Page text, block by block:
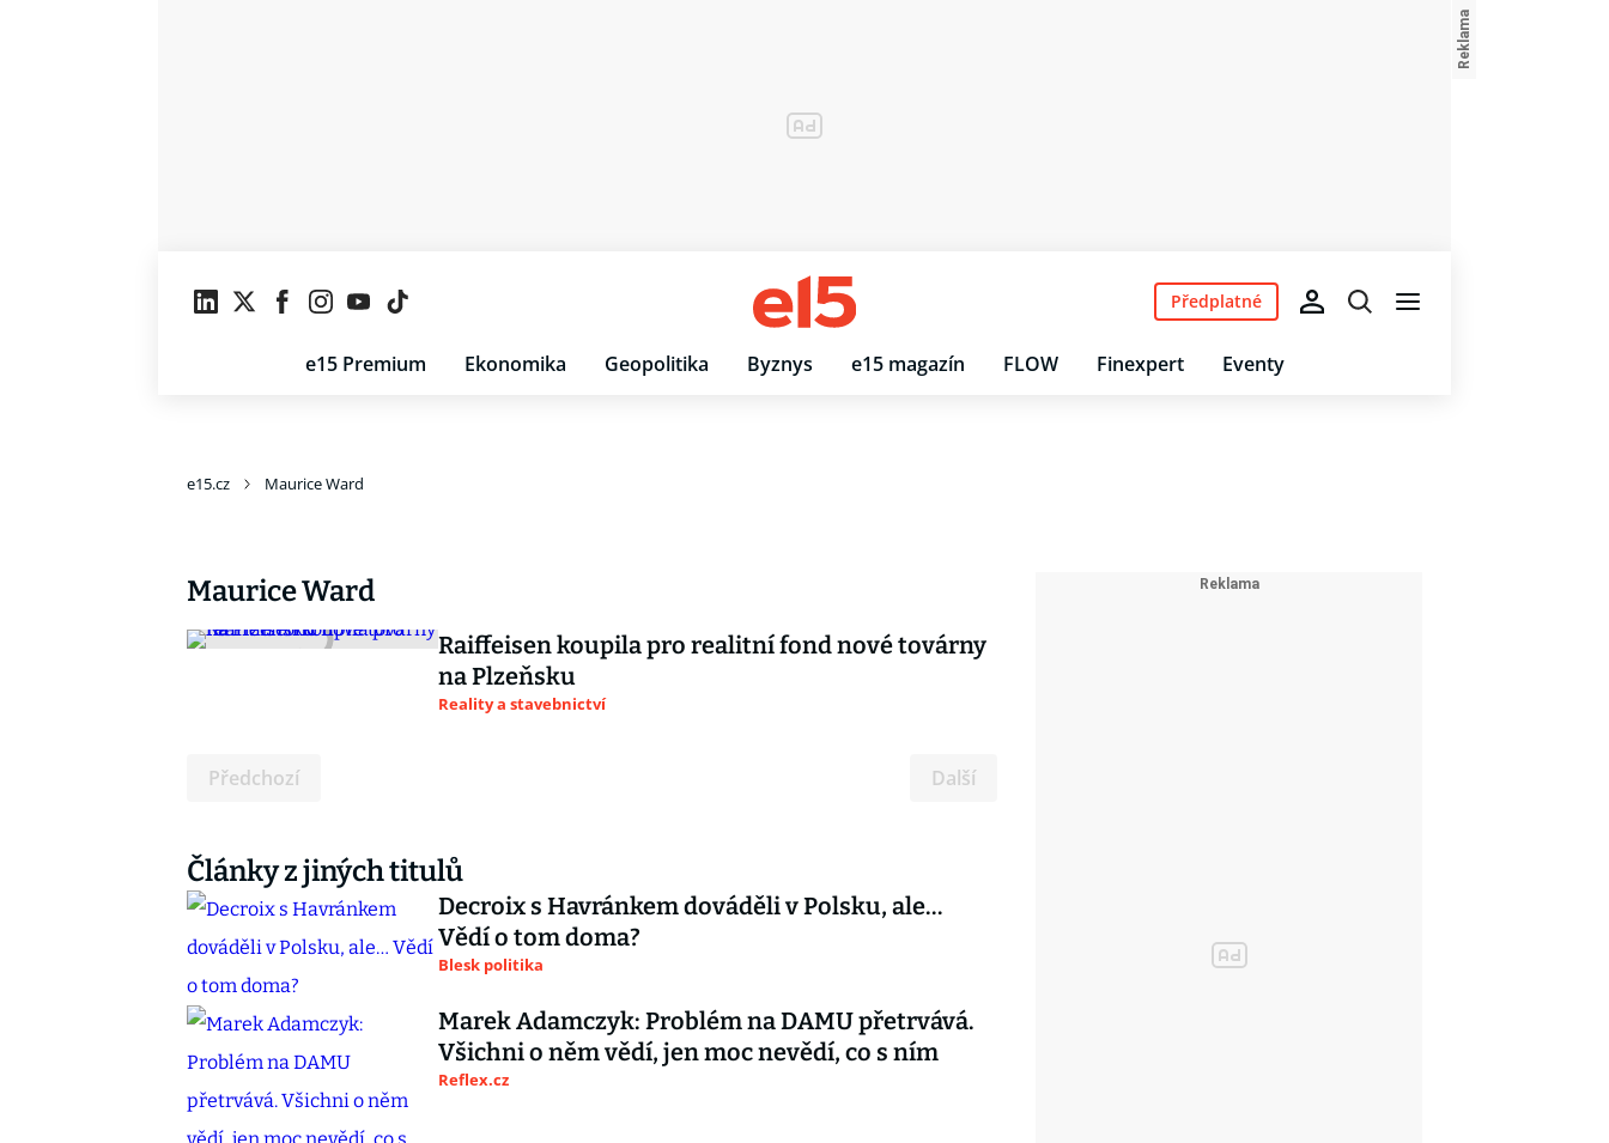
e15 Premium Ekonomika Geopolitika Byznys e15 magazín FLOW Finexpert Eventy
Předplatné
e15.cz Maurice Ward
Maurice Ward
Raiffeisen koupila pro realitní fond nové továrny
na Plzeňsku
Reality a stavebnictví
Předchozí Další
Články z jiných titulů
Decroix s Havránkem dováděli v Polsku, ale…
Vědí o tom doma?
Blesk politika
Marek Adamczyk: Problém na DAMU přetrvává.
Všichni o něm vědí, jen moc nevědí, co s ním
Reflex.cz